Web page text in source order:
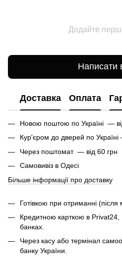
Додайте
Написати
Доставка Оплата
Новою поштою по Україні —
Кур'єром до дверей по Україні
Через поштомат — від 60 грн
Самовивіз в Одесі
Більше інформації про доставку
Готівкою при отриманні (після
Кредитною карткою в Privat24,
банках.
Через касу або термінал
банку України.